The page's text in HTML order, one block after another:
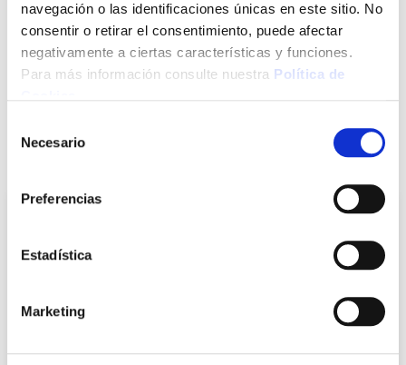
navegación o las identificaciones únicas en este sitio. No
consentir o retirar el consentimiento, puede afectar
negativamente a ciertas características y funciones.
Para más información consulte nuestra Política de
Necesario
Preferencias
Estadística
Marketing
+ INFO